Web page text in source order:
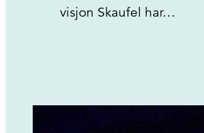
visjon Skaufel har…